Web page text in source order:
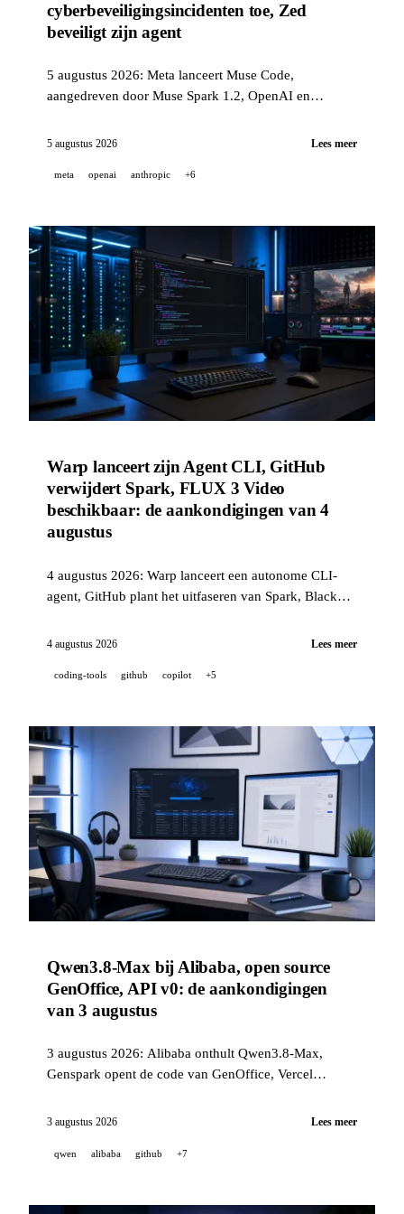
cyberbeveiligingsincidenten toe, Zed
beveiligt zijn agent
5 augustus 2026: Meta lanceert Muse Code,
aangedreven door Muse Spark 1.2, OpenAI en
zich voordeden tijdens evaluaties uitgevoerd door het
de tools van zijn agent in versie 1.14.
5 augustus 2026 Lees meer
meta openai anthropic +6
Warp lanceert zijn Agent CLI, GitHub
verwijdert Spark, FLUX 3 Video
beschikbaar: de aankondigingen van 4
augustus
4 augustus 2026: Warp lanceert een autonome CLI-
agent, GitHub plant het uitfaseren van Spark, Black
Alpamayo 2 Super en Mistral lanceert Shieldstral, zijn
4 augustus 2026 Lees meer
coding-tools github copilot +5
Qwen3.8-Max bij Alibaba, open source
GenOffice, API v0: de aankondigingen
van 3 augustus
3 augustus 2026: Alibaba onthult Qwen3.8-Max,
Genspark opent de code van GenOffice, Vercel
GitHub, Sakana AI, MiniMax H3 en Runway brengen
3 augustus 2026 Lees meer
qwen alibaba github +7